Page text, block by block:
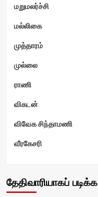
மறுமலர்ச்சி
மல்லிகை
முத்தாரம்
முல்லை
ராணி
விகடன்
விவேக சிந்தாமணி
வீரகேசரி
தேதிவாரியாகப் படிக்க